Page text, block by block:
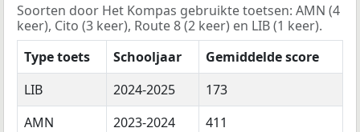
Soorten door Het Kompas gebruikte toetsen: AMN (4
keer), Cito (3 keer), Route 8 (2 keer) en LIB (1 keer).
Type toets
Schooljaar
Gemiddelde score
LIB
2024-2025
173
AMN
2023-2024
411